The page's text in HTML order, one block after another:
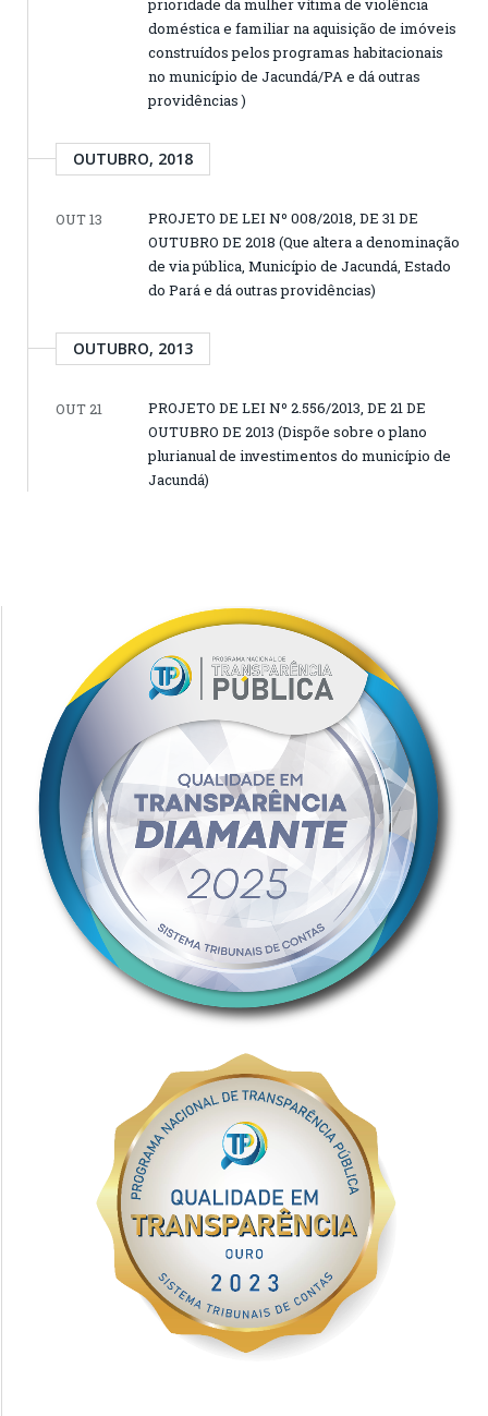
prioridade da mulher vítima de violência
doméstica e familiar na aquisição de imóveis
construídos pelos programas habitacionais
no município de Jacundá/PA e dá outras
providências )
OUTUBRO, 2018
OUT 13
PROJETO DE LEI Nº 008/2018, DE 31 DE
OUTUBRO DE 2018 (Que altera a denominação
de via pública, Município de Jacundá, Estado
do Pará e dá outras providências)
OUTUBRO, 2013
OUT 21
PROJETO DE LEI Nº 2.556/2013, DE 21 DE
OUTUBRO DE 2013 (Dispõe sobre o plano
plurianual de investimentos do município de
Jacundá)